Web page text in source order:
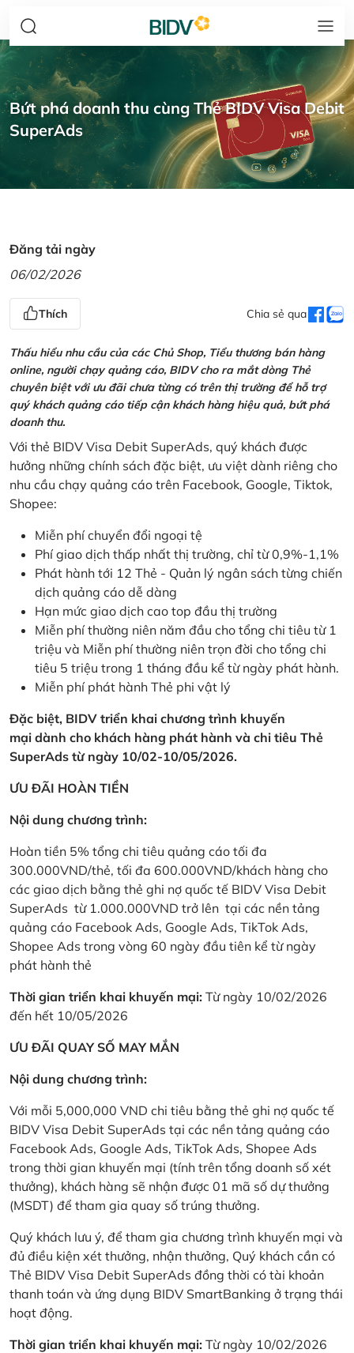
Bứt phá doanh thu cùng Thẻ BIDV Visa Debit
SuperAds
Đăng tải ngày
06/02/2026
Thích Chia sẻ qua
Thấu hiểu nhu cầu của các Chủ Shop, Tiểu thương bán hàng
online, người chạy quảng cáo, BIDV cho ra mắt dòng Thẻ
chuyên biệt với ưu đãi chưa từng có trên thị trường để hỗ trợ
quý khách quảng cáo tiếp cận khách hàng hiệu quả, bứt phá
doanh thu.
Với thẻ BIDV Visa Debit SuperAds, quý khách được
hưởng những chính sách đặc biệt, ưu việt dành riêng cho
nhu cầu chạy quảng cáo trên Facebook, Google, Tiktok,
Shopee:
Miễn phí chuyển đổi ngoại tệ
Phí giao dịch thấp nhất thị trường, chỉ từ 0,9%-1,1%
Phát hành tới 12 Thẻ - Quản lý ngân sách từng chiến
dịch quảng cáo dễ dàng
Hạn mức giao dịch cao top đầu thị trường
Miễn phí thường niên năm đầu cho tổng chi tiêu từ 1
triệu và Miễn phí thường niên trọn đời cho tổng chi
tiêu 5 triệu trong 1 tháng đầu kể từ ngày phát hành.
Miễn phí phát hành Thẻ phi vật lý
Đặc biệt, BIDV triển khai chương trình khuyến
mại dành cho khách hàng phát hành và chi tiêu Thẻ
SuperAds từ ngày 10/02-10/05/2026.
ƯU ĐÃI HOÀN TIỀN
Nội dung chương trình:
Hoàn tiền 5% tổng chi tiêu quảng cáo tối đa
300.000VND/thẻ, tối đa 600.000VND/khách hàng cho
các giao dịch bằng thẻ ghi nợ quốc tế BIDV Visa Debit
SuperAds từ 1.000.000VND trở lên tại các nền tảng
quảng cáo Facebook Ads, Google Ads, TikTok Ads,
Shopee Ads trong vòng 60 ngày đầu tiên kể từ ngày
phát hành thẻ
Thời gian triển khai khuyến mại: Từ ngày 10/02/2026
đến hết 10/05/2026
ƯU ĐÃI QUAY SỐ MAY MẮN
Nội dung chương trình:
Với mỗi 5,000,000 VND chi tiêu bằng thẻ ghi nợ quốc tế
BIDV Visa Debit SuperAds tại các nền tảng quảng cáo
Facebook Ads, Google Ads, TikTok Ads, Shopee Ads
trong thời gian khuyến mại (tính trên tổng doanh số xét
thưởng), khách hàng sẽ nhận được 01 mã số dự thưởng
(MSDT) để tham gia quay số trúng thưởng.
Quý khách lưu ý, để tham gia chương trình khuyến mại và
đủ điều kiện xét thưởng, nhận thưởng, Quý khách cần có
Thẻ BIDV Visa Debit SuperAds đồng thời có tài khoản
thanh toán và ứng dụng BIDV SmartBanking ở trạng thái
hoạt động.
Thời gian triển khai khuyến mại: Từ ngày 10/02/2026